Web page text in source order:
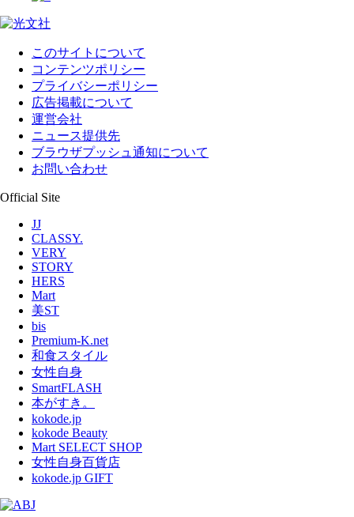
このサイトについて
コンテンツポリシー
プライバシーポリシー
広告掲載について
運営会社
ニュース提供先
ブラウザプッシュ通知について
お問い合わせ
Official Site
JJ
CLASSY.
VERY
STORY
HERS
Mart
美ST
bis
Premium-K.net
和食スタイル
女性自身
SmartFLASH
本がすき。
kokode.jp
kokode Beauty
Mart SELECT SHOP
女性自身百貨店
kokode.jp GIFT